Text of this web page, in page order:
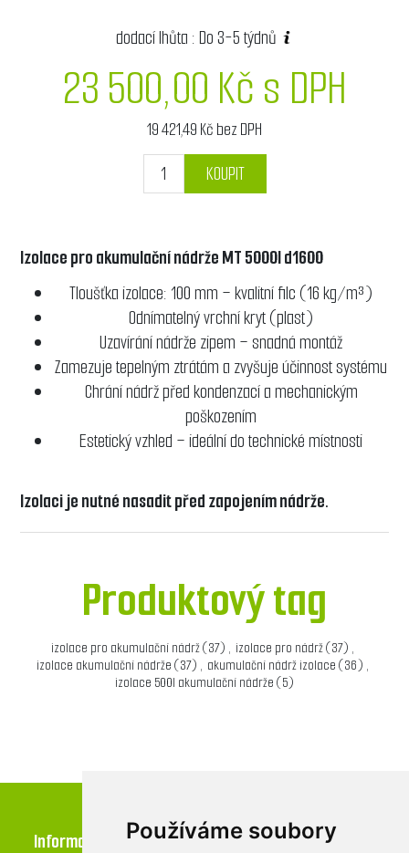
Používáme soubory
dodací lhůta :Do 3-5 týdnů
23 500,00 Kč s DPH
19 421,49 Kč bez DPH
KOUPIT
Izolace pro akumulační nádrže MT 5000l d1600
Tloušťka izolace: 100 mm – kvalitní filc (16 kg/m³)
Odnímatelný vrchní kryt (plast)
Uzavírání nádrže zipem – snadná montáž
Zamezuje tepelným ztrátám a zvyšuje účinnost systému
Chrání nádrž před kondenzací a mechanickým
poškozením
Estetický vzhled – ideální do technické místnosti
Izolaci je nutné nasadit před zapojením nádrže.
Produktový tag
izolace pro akumulační nádrž(37) , izolace pro nádrž(37) ,
izolace akumulační nádrže (37) , akumulační nádrž izolace (36) ,
izolace 500l akumulační nádrže (5)
Informace